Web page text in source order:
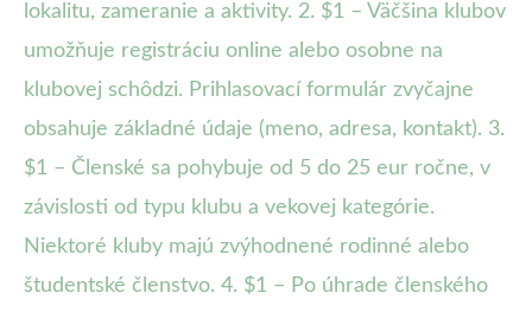
lokalitu, zameranie a aktivity. 2. $1 – Väčšina klubov
umožňuje registráciu online alebo osobne na
klubovej schôdzi. Prihlasovací formulár zvyčajne
obsahuje základné údaje (meno, adresa, kontakt). 3.
$1 – Členské sa pohybuje od 5 do 25 eur ročne, v
závislosti od typu klubu a vekovej kategórie.
Niektoré kluby majú zvýhodnené rodinné alebo
študentské členstvo. 4. $1 – Po úhrade členského